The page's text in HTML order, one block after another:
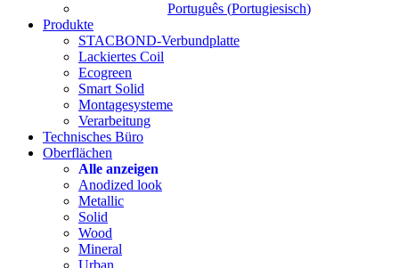
Português (Portugiesisch)
Produkte
STACBOND-Verbundplatte
Lackiertes Coil
Ecogreen
Smart Solid
Montagesysteme
Verarbeitung
Technisches Büro
Oberflächen
Alle anzeigen
Anodized look
Metallic
Solid
Wood
Mineral
Urban